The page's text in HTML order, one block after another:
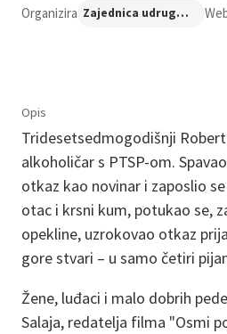
Organizira Zajednica udruga Centar nezavisne kulture
Opis
Tridesetsedmogodišnji
alkoholičar s PTSP-om.
otkaz kao novinar i zaposlio
otac i krsni kum, potukao se,
opekline, uzrokovao otkaz
gore stvari – u samo četiri
Žene, luđaci i malo dobrih
Salaja, redatelja filma "Osmi